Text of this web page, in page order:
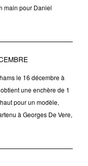
main pour Daniel
le 16 décembre à
une enchère de 1
pour un modèle,
à Georges De Vere,